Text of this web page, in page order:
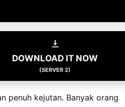
DOWNLOAD IT NOW
(SERVER 2)
penuh kejutan. Banyak orang